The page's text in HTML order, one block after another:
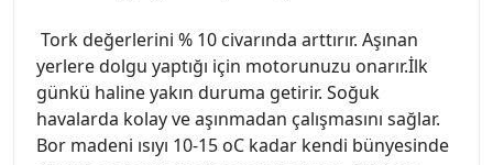
Tork değerlerini % 10 civarında arttırır. Aşınan
yerlere dolgu yaptığı için motorunuzu onarır.İlk
günkü haline yakın duruma getirir. Soğuk
havalarda kolay ve aşınmadan çalışmasını sağlar.
Bor madeni ısıyı 10-15 oC kadar kendi bünyesinde